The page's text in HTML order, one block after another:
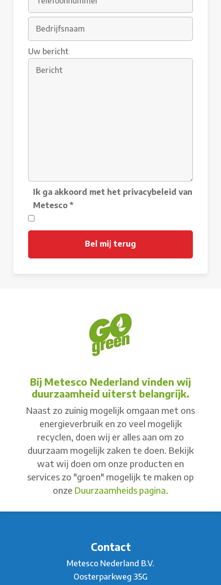
Uw bericht
Ik ga akkoord met het privacybeleid van
Metesco *
Bij Metesco Nederland vinden wij
duurzaamheid uiterst belangrijk.
Naast zo zuinig mogelijk omgaan met ons
energieverbruik en zo veel mogelijk
recyclen, doen wij er alles aan om zo
duurzaam mogelijk zaken te doen. Bekijk
wat wij doen om onze producten en
services zo "groen" mogelijk te maken op
onze Duurzaamheids pagina.
Contact
Metesco Nederland B.V.
Oosterparkweg 35G